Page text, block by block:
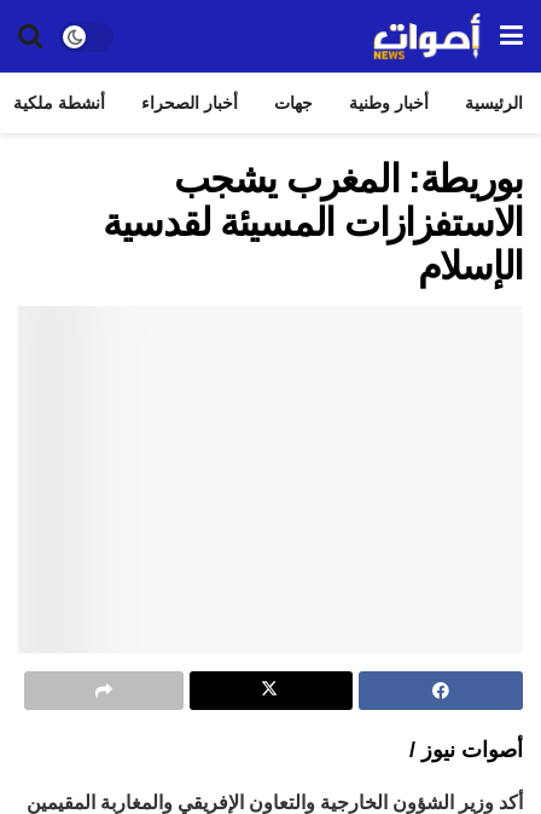
الرئيسية أخبار وطنية جهات أخبار الصحراء أنشطة ملكية
بوريطة: المغرب يشجب
الاستفزازات المسيئة لقدسية
الإسلام
أصوات نيوز /
أكد وزير الشؤون الخارجية والتعاون الإفريقي والمغاربة المقيمين